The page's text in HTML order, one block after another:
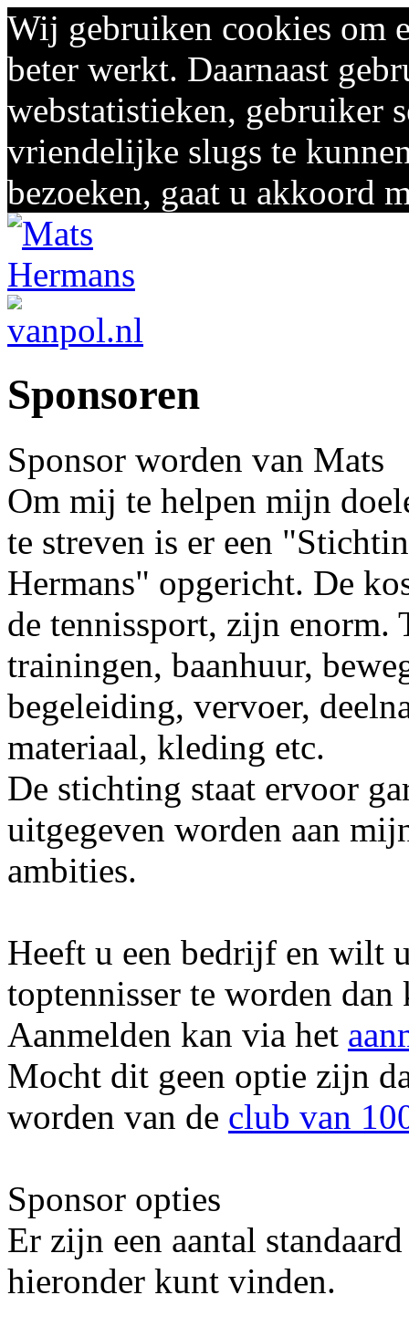
Wij gebruiken cookies om
beter werkt. Daarnaast
webstatistieken, gebruiker
vriendelijke slugs te
bezoeken, gaat u akkoord
Sponsoren
Sponsor worden van Mats
Om mij te helpen mijn
te streven is er een
Hermans" opgericht. De
de tennissport, zijn enorm.
trainingen, baanhuur,
begeleiding, vervoer,
materiaal, kleding etc.
De stichting staat ervoor
uitgegeven worden aan
ambities.
Heeft u een bedrijf en wilt
toptennisser te worden
Aanmelden kan via het
Mocht dit geen optie zijn
worden van de club van
Sponsor opties
Er zijn een aantal
hieronder kunt vinden.